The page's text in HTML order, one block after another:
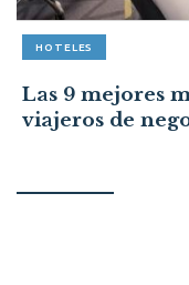
HOTELES
Las 9 mejores
viajeros de